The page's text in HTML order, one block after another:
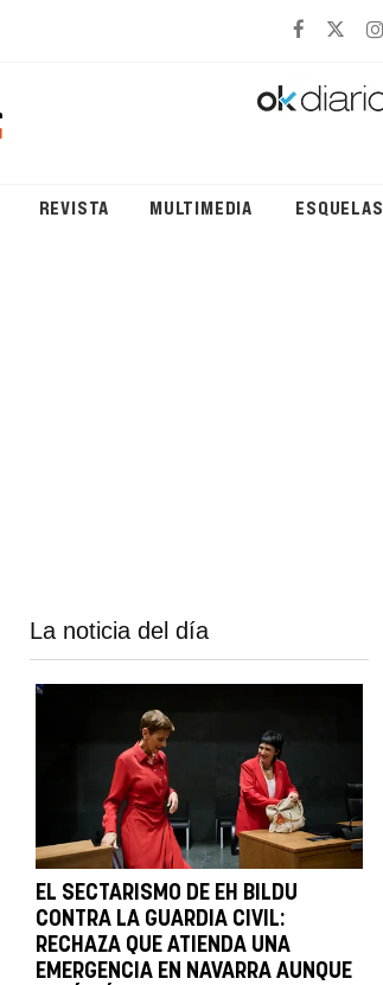
REVISTA MULTIMEDIA ESQUELAS
La noticia del día
EL SECTARISMO DE EH BILDU
CONTRA LA GUARDIA CIVIL:
RECHAZA QUE ATIENDA UNA
EMERGENCIA EN NAVARRA AUNQUE